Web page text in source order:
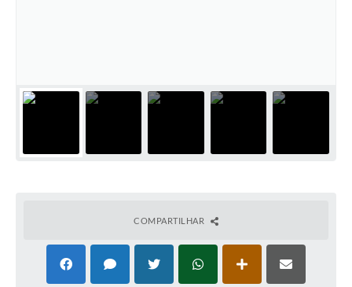
COMPARTILHAR